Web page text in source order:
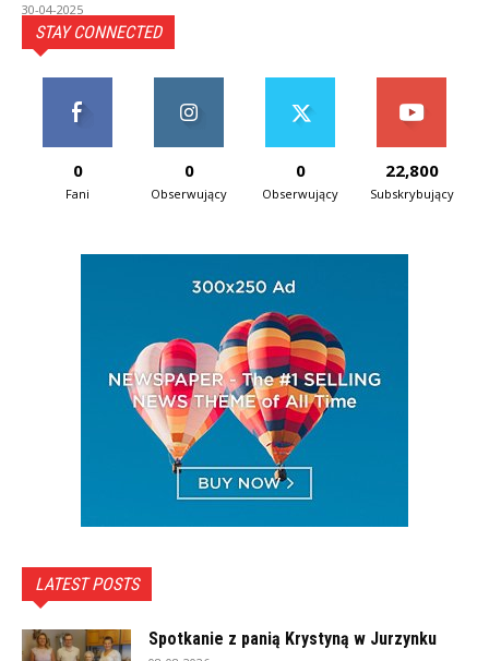
30-04-2025
STAY CONNECTED
0
Fani
0
Obserwujący
0
Obserwujący
22,800
Subskrybujący
LATEST POSTS
Spotkanie z panią Krystyną w Jurzynku